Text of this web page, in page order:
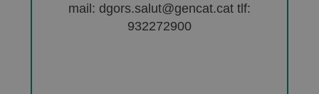
mail: dgors.salut@gencat.cat tlf:
932272900